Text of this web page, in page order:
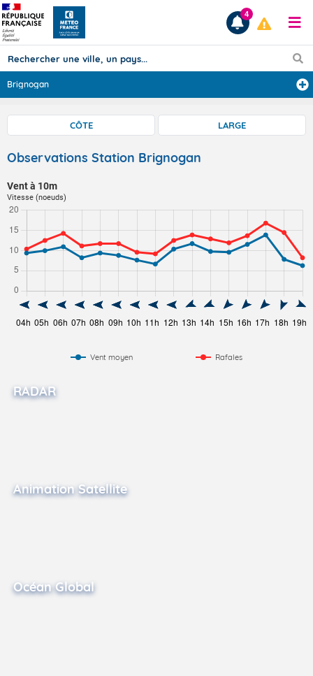
Prévisions
4
Brignogan
CÔTE LARGE
Observations Station Brignogan
Vent à 10m
Vitesse (noeuds)
Vent moyen Rafales
RADAR
Animation Satellite
Océan Global